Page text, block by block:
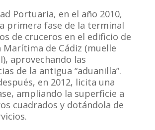
Portuaria, en el año 2010,
primera fase de la terminal
de cruceros en el edificio de
Marítima de Cádiz (muelle
aprovechando las
de la antigua “aduanilla”.
en 2012, licita una
ampliando la superficie a
cuadrados y dotándola de